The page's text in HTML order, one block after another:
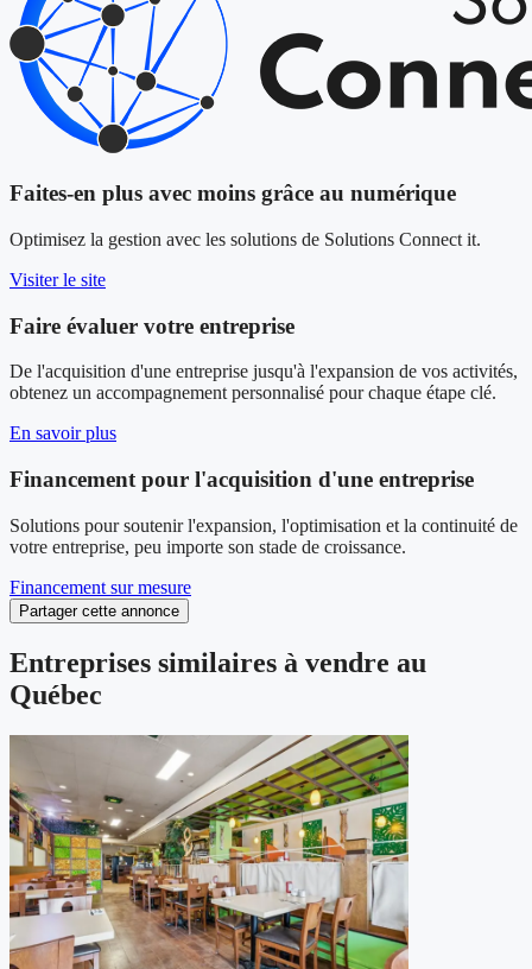
Faites-en plus avec moins grâce au numérique
Optimisez la gestion avec les solutions de Solutions Connect it.
Visiter le site
Faire évaluer votre entreprise
De l'acquisition d'une entreprise jusqu'à l'expansion de vos activités,
obtenez un accompagnement personnalisé pour chaque étape clé.
En savoir plus
Financement pour l'acquisition d'une entreprise
Solutions pour soutenir l'expansion, l'optimisation et la continuité de
votre entreprise, peu importe son stade de croissance.
Financement sur mesure
Partager cette annonce
Entreprises similaires à vendre au
Québec